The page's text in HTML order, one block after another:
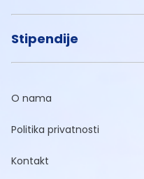
Stipendije
O nama
Politika privatnosti
Kontakt